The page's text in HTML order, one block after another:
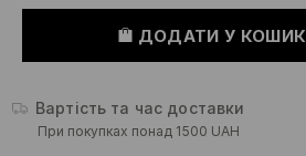
ДОДАТИ У КОШИК
Вартість та час доставки
При покупках понад 1500 UAH